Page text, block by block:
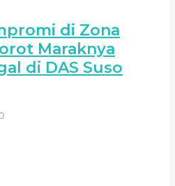
di Zona
Maraknya
di DAS Suso